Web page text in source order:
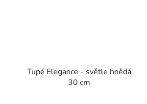
Tupé Elegance - světle hnědá
30 cm